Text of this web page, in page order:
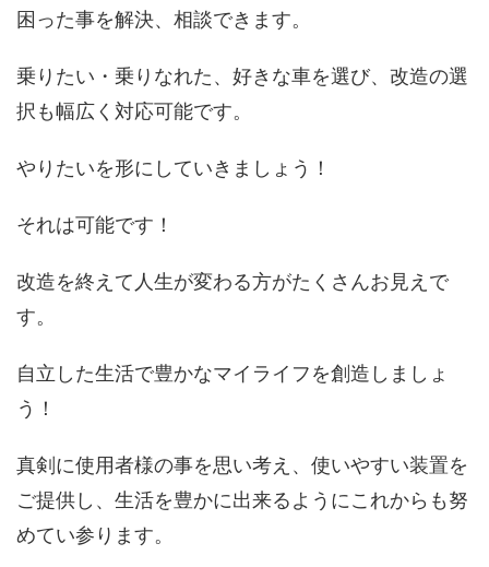
困った事を解決、相談できます。
乗りたい・乗りなれた、好きな車を選び、改造の選
択も幅広く対応可能です。
やりたいを形にしていきましょう！
それは可能です！
改造を終えて人生が変わる方がたくさんお見えで
す。
自立した生活で豊かなマイライフを創造しましょ
う！
真剣に使用者様の事を思い考え、使いやすい装置を
ご提供し、生活を豊かに出来るようにこれからも努
めてい参ります。